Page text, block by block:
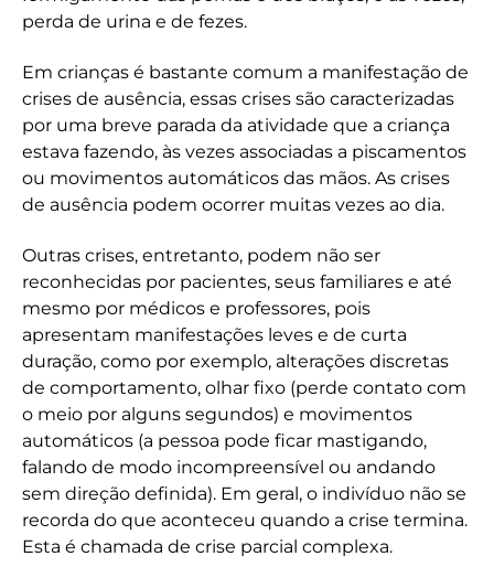
perda de urina e de fezes.
Em crianças é bastante comum a manifestação de
crises de ausência, essas crises são caracterizadas
por uma breve parada da atividade que a criança
estava fazendo, às vezes associadas a piscamentos
ou movimentos automáticos das mãos. As crises
de ausência podem ocorrer muitas vezes ao dia.
Outras crises, entretanto, podem não ser
reconhecidas por pacientes, seus familiares e até
mesmo por médicos e professores, pois
apresentam manifestações leves e de curta
duração, como por exemplo, alterações discretas
de comportamento, olhar fixo (perde contato com
o meio por alguns segundos) e movimentos
automáticos (a pessoa pode ficar mastigando,
falando de modo incompreensível ou andando
sem direção definida). Em geral, o indivíduo não se
recorda do que aconteceu quando a crise termina.
Esta é chamada de crise parcial complexa.